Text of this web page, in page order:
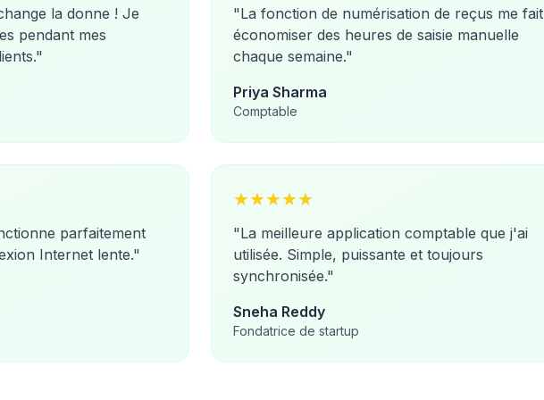
la donne ! Je
pendant mes
"
"La fonction de numérisation de reçus me fait
économiser des heures de saisie manuelle
chaque semaine."
Priya Sharma
Comptable
parfaitement
Internet lente."
★★★★★
"La meilleure application comptable que j'ai
utilisée. Simple, puissante et toujours
synchronisée."
Sneha Reddy
Fondatrice de startup